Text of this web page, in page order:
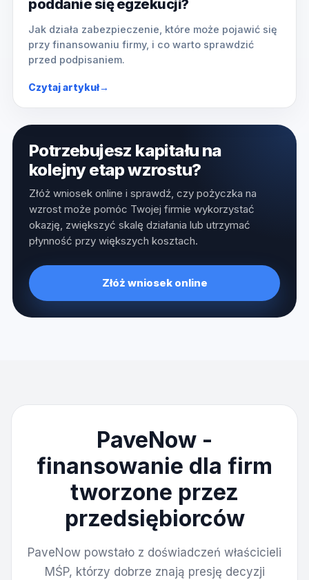
poddanie się egzekucji?
Jak działa zabezpieczenie, które może pojawić się
przy finansowaniu firmy, i co warto sprawdzić
przed podpisaniem.
Czytaj artykuł→
Potrzebujesz kapitału na
kolejny etap wzrostu?
Złóż wniosek online i sprawdź, czy pożyczka na
wzrost może pomóc Twojej firmie wykorzystać
okazję, zwiększyć skalę działania lub utrzymać
płynność przy większych kosztach.
Złóż wniosek online
PaveNow -
finansowanie dla firm
tworzone przez
przedsiębiorców
PaveNow powstało z doświadczeń właścicieli
MŚP, którzy dobrze znają presję decyzji